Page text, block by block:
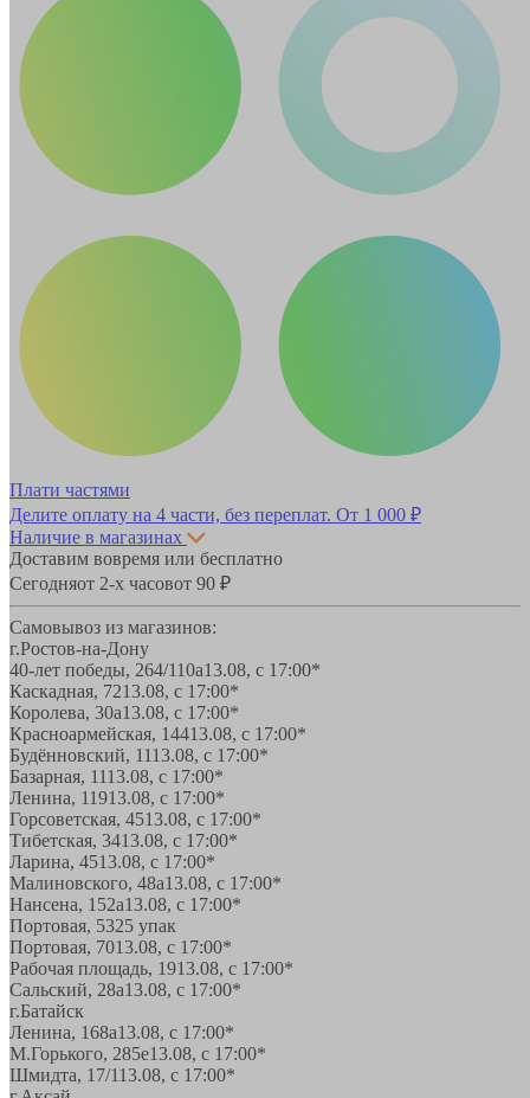
Плати частями
Делите оплату на 4 части, без переплат. От 1 000 ₽
Наличие в магазинах
Доставим вовремя или бесплатно
Сегодняот 2-х часовот 90 ₽
Самовывоз из магазинов:
г.Ростов-на-Дону
40-лет победы, 264/110а13.08, с 17:00*
Каскадная, 7213.08, с 17:00*
Королева, 30а13.08, с 17:00*
Красноармейская, 14413.08, с 17:00*
Будённовский, 1113.08, с 17:00*
Базарная, 1113.08, с 17:00*
Ленина, 11913.08, с 17:00*
Горсоветская, 4513.08, с 17:00*
Тибетская, 3413.08, с 17:00*
Ларина, 4513.08, с 17:00*
Малиновского, 48а13.08, с 17:00*
Нансена, 152а13.08, с 17:00*
Портовая, 5325 упак
Портовая, 7013.08, с 17:00*
Рабочая площадь, 1913.08, с 17:00*
Сальский, 28a13.08, с 17:00*
г.Батайск
Ленина, 168а13.08, с 17:00*
М.Горького, 285е13.08, с 17:00*
Шмидта, 17/113.08, с 17:00*